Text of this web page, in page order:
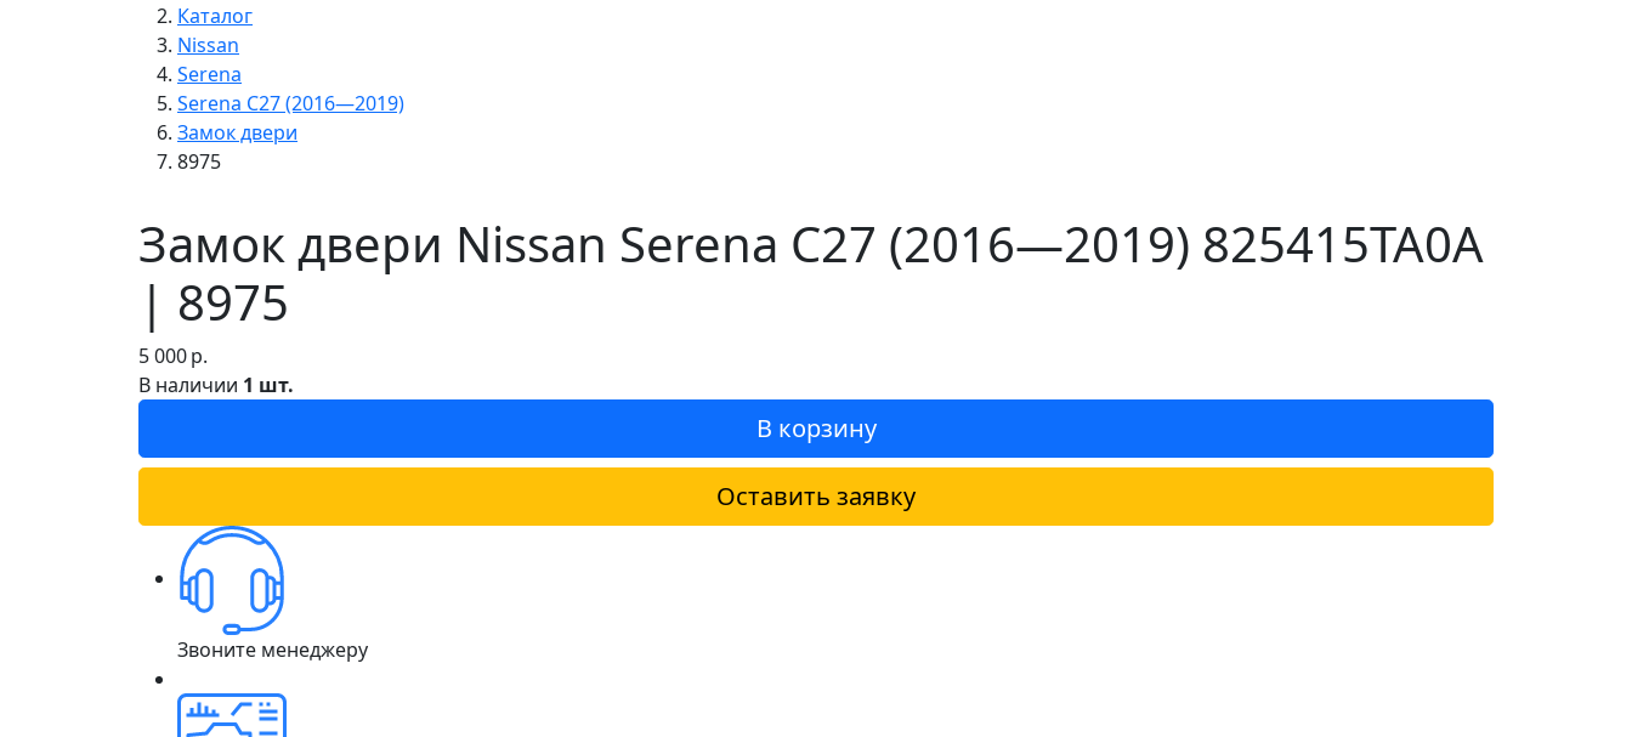
Каталог
Nissan
Serena
Serena C27 (2016—2019)
Замок двери
8975
Замок двери Nissan Serena C27 (2016—2019) 825415TA0A
| 8975
5 000р.
В наличии 1 шт.
В корзину
Оставить заявку
Звоните менеджеру